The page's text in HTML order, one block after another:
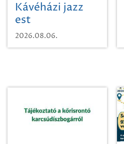
Kávéházi jazz
est
2026.08.06.